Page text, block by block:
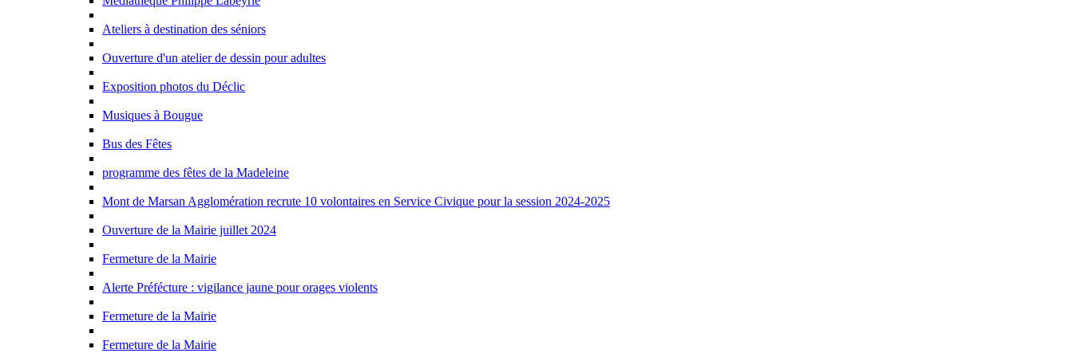
Ateliers à destination des séniors
Ouverture d'un atelier de dessin pour adultes
Exposition photos du Déclic
Musiques à Bougue
Bus des Fêtes
programme des fêtes de la Madeleine
Mont de Marsan Agglomération recrute 10 volontaires en Service Civique pour la session 2024-2025
Ouverture de la Mairie juillet 2024
Fermeture de la Mairie
Alerte Préfécture : vigilance jaune pour orages violents
Fermeture de la Mairie
Fermeture de la Mairie